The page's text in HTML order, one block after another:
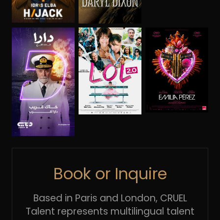
Book or Inquire
Based in Paris and London, CRUEL
Talent represents multilingual talent